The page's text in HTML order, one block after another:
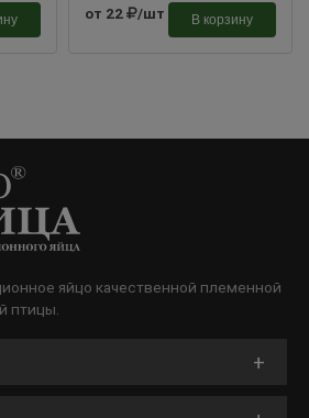
от 22 /шт В корзину
яйцо качественной племенной
птицы.